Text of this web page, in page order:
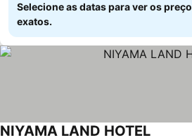
Selecione as datas para ver os
exatos.
NIYAMA LAND HOTEL